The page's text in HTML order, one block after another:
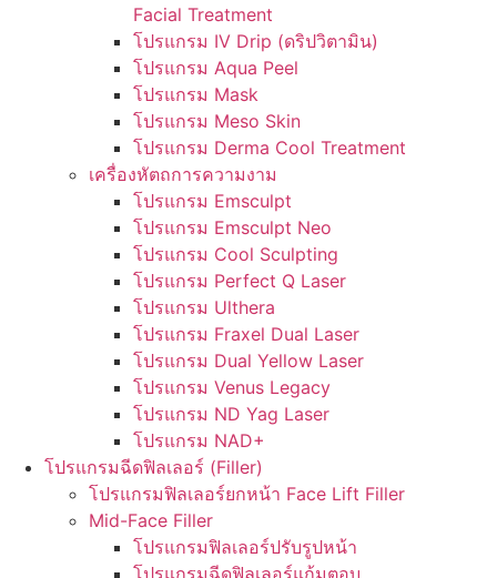
Facial Treatment
โปรแกรม IV Drip (ดริปวิตามิน)
โปรแกรม Aqua Peel
โปรแกรม Mask
โปรแกรม Meso Skin
โปรแกรม Derma Cool Treatment
เครื่องหัตถการความงาม
โปรแกรม Emsculpt
โปรแกรม Emsculpt Neo
โปรแกรม Cool Sculpting
โปรแกรม Perfect Q Laser
โปรแกรม Ulthera
โปรแกรม Fraxel Dual Laser
โปรแกรม Dual Yellow Laser
โปรแกรม Venus Legacy
โปรแกรม ND Yag Laser
โปรแกรม NAD+
โปรแกรมฉีดฟิลเลอร์ (Filler)
โปรแกรมฟิลเลอร์ยกหน้า Face Lift Filler
Mid-Face Filler
โปรแกรมฟิลเลอร์ปรับรูปหน้า
โปรแกรมฉีดฟิลเลอร์แก้มตอบ